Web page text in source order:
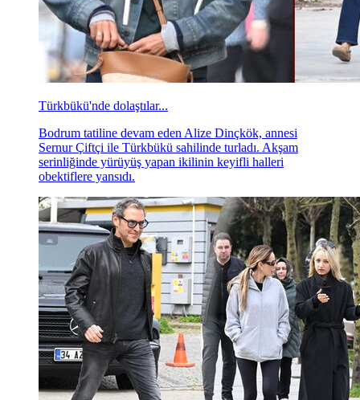
Türkbükü'nde dolaştılar...
Bodrum tatiline devam eden Alize Dinçkök, annesi
Sernur Çiftçi ile Türkbükü sahilinde turladı. Akşam
serinliğinde yürüyüş yapan ikilinin keyifli halleri
obektiflere yansıdı.